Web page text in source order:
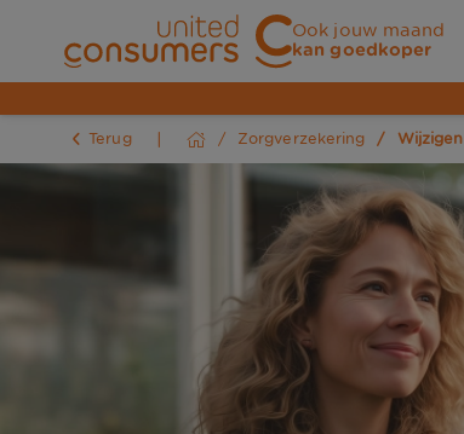
Ook jouw maand
kan goedkoper
Terug Zorgverzekering Wijzigen